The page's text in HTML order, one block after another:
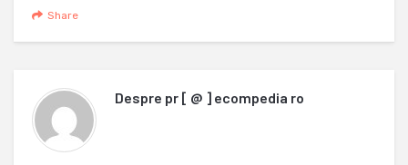
Share
Despre pr [ @ ] ecompedia ro